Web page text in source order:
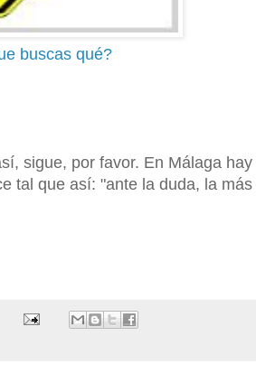
buscas qué?
sigue, por favor. En Málaga hay
tal que así: "ante la duda, la más